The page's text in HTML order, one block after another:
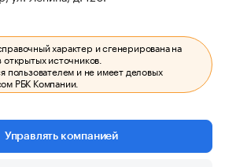
характер и сгенерирована на
источников.
пользователем и не имеет деловых
РБК Компании.
Управлять компанией